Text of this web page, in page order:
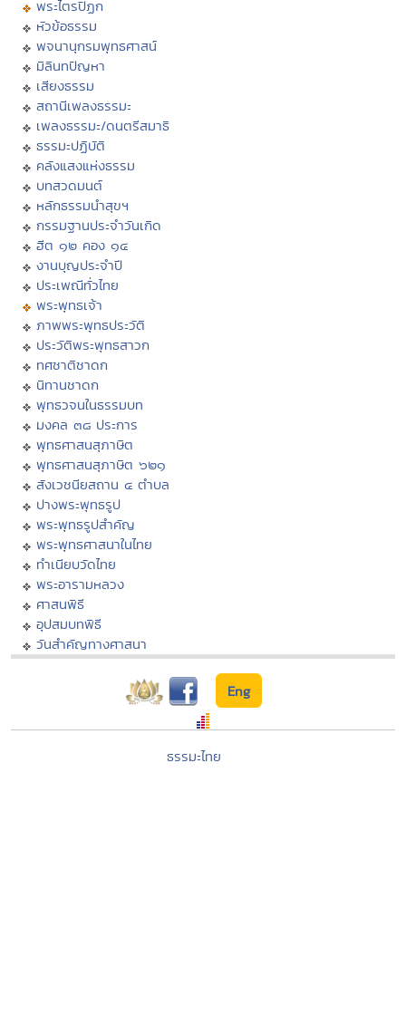
พระไตรปิฏก
หัวข้อธรรม
พจนานุกรมพุทธศาสน์
มิลินทปัญหา
เสียงธรรม
สถานีเพลงธรรมะ
เพลงธรรมะ/ดนตรีสมาธิ
ธรรมะปฏิบัติ
คลังแสงแห่งธรรม
บทสวดมนต์
หลักธรรมนำสุขฯ
กรรมฐานประจำวันเกิด
ฮีต ๑๒ คอง ๑๔
งานบุญประจำปี
ประเพณีทั่วไทย
พระพุทธเจ้า
ภาพพระพุทธประวัติ
ประวัติพระพุทธสาวก
ทศชาติชาดก
นิทานชาดก
พุทธวจนในธรรมบท
มงคล ๓๘ ประการ
พุทธศาสนสุภาษิต
พุทธศาสนสุภาษิต ๖๒๑
สังเวชนียสถาน ๔ ตำบล
ปางพระพุทธรูป
พระพุทธรูปสำคัญ
พระพุทธศาสนาในไทย
ทำเนียบวัดไทย
พระอารามหลวง
ศาสนพิธี
อุปสมบทพิธี
วันสำคัญทางศาสนา
Eng
ธรรมะไทย